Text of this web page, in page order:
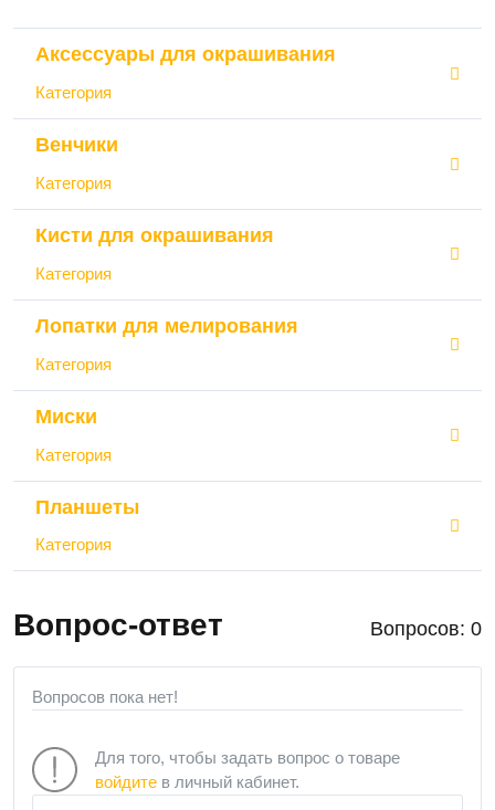
Аксессуары для окрашивания
Категория
Венчики
Категория
Кисти для окрашивания
Категория
Лопатки для мелирования
Категория
Миски
Категория
Планшеты
Категория
Вопрос-ответ Вопросов: 0
Вопросов пока нет!
Для того, чтобы задать вопрос о товаре
войдите в личный кабинет.